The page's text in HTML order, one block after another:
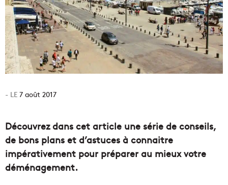
7 août 2017
Découvrez dans cet article une série de conseils,
de bons plans et d’astuces à connaitre
impérativement pour préparer au mieux votre
déménagement.